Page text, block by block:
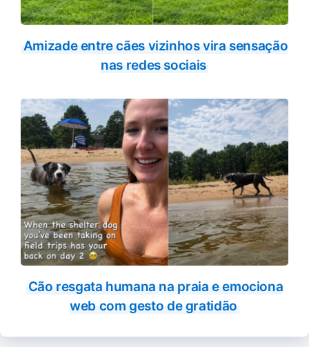
Amizade entre cães vizinhos vira sensação
nas redes sociais
Cão resgata humana na praia e emociona
web com gesto de gratidão